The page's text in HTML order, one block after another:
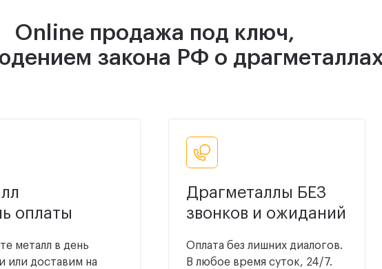
Online продажа под ключ,
закона РФ о
оплаты
металл в день
или доставим на
Драгметаллы БЕЗ
звонков и ожиданий
Оплата без лишних диалогов.
В любое время суток, 24/7.